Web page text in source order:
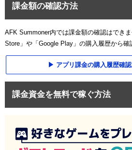
課金額の確認方法
AFK Summoner内では課金額の確認はでき
Store」や「Google Play」の購入履歴から確
アプリ課金の購入履歴確
課金資金を無料で稼ぐ方法